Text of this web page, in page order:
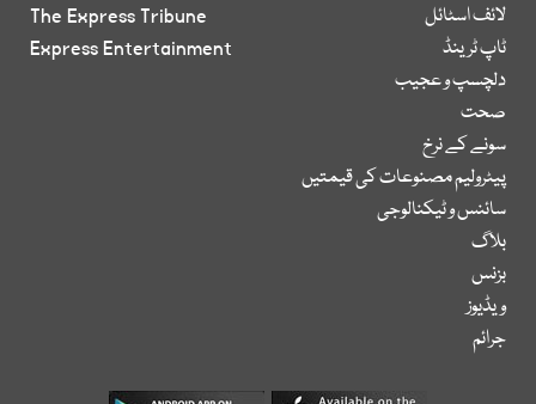
لائف اسٹائل
ٹاپ ٹرینڈ
دلچسپ و عجیب
صحت
سونے کے نرخ
پیٹرولیم مصنوعات کی قیمتیں
سائنس و ٹیکنالوجی
بلاگ
بزنس
ویڈیوز
جرائم
The Express Tribune
Express Entertainment